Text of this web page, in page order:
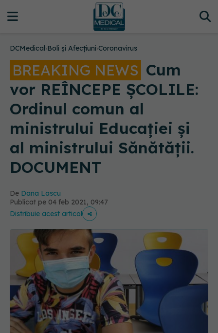
DCMedical›Boli și Afecțiuni›Coronavirus
BREAKING NEWS Cum
vor REÎNCEPE ȘCOLILE:
Ordinul comun al
ministrului Educației și
al ministrului Sănătății.
DOCUMENT
De Dana Lascu
Publicat pe 04 feb 2021, 09:47
Distribuie acest articol